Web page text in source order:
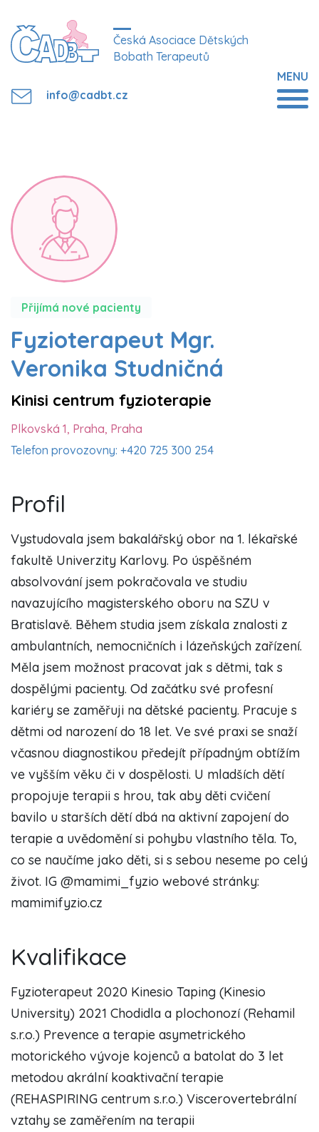
Česká Asociace Dětských
Bobath Terapeutů
info@cadbt.cz
MENU
Přijímá nové pacienty
Fyzioterapeut Mgr.
Veronika Studničná
Kinisi centrum fyzioterapie
Plkovská 1, Praha, Praha
Telefon provozovny: +420 725 300 254
Profil
Vystudovala jsem bakalářský obor na 1. lékařské
fakultě Univerzity Karlovy. Po úspěšném
absolvování jsem pokračovala ve studiu
navazujícího magisterského oboru na SZU v
Bratislavě. Během studia jsem získala znalosti z
ambulantních, nemocničních i lázeňských zařízení.
Měla jsem možnost pracovat jak s dětmi, tak s
dospělými pacienty. Od začátku své profesní
kariéry se zaměřuji na dětské pacienty. Pracuje s
dětmi od narození do 18 let. Ve své praxi se snaží
včasnou diagnostikou předejít případným obtížím
ve vyšším věku či v dospělosti. U mladších dětí
propojuje terapii s hrou, tak aby děti cvičení
bavilo u starších dětí dbá na aktivní zapojení do
terapie a uvědomění si pohybu vlastního těla. To,
co se naučíme jako děti, si s sebou neseme po celý
život. IG @mamimi_fyzio webové stránky:
mamimifyzio.cz
Kvalifikace
Fyzioterapeut 2020 Kinesio Taping (Kinesio
University) 2021 Chodidla a plochonozí (Rehamil
s.r.o.) Prevence a terapie asymetrického
motorického vývoje kojenců a batolat do 3 let
metodou akrální koaktivační terapie
(REHASPIRING centrum s.r.o.) Viscerovertebrální
vztahy se zaměřením na terapii